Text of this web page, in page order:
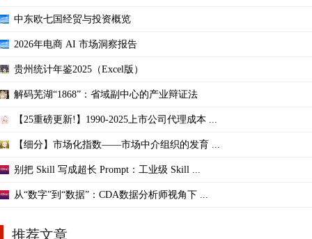
中东欧七国经贸与投资概览
2026年电商 AI 市场洞察报告
贵州统计年鉴2025（Excel版）
解码芜湖“1868”：省域副中心的产业辩证法
【25重磅更新!】1990-2025上市公司代理成本 ...
【细分】市场化指数——市场中介组织的发育 ...
别把 Skill 写成超长 Prompt：工业级 Skill ...
从“数字”到“数据”：CDA数据分析师视角下 ...
推荐文章